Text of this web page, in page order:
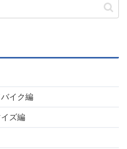
イク編
ズ編